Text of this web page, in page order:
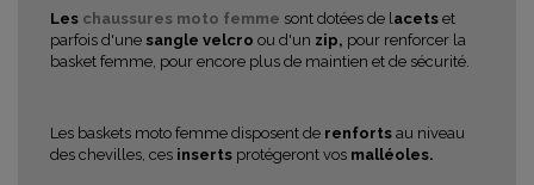
Les chaussures moto femme sont dotées de l acets et
parfois d'une sangle velcro ou d'un zip, pour renforcer la
basket femme, pour encore plus de maintien et de sécurité.
Les baskets moto femme disposent de renforts au niveau
des chevilles, ces inserts protégeront vos malléoles.